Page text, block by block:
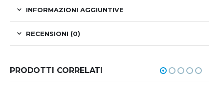
INFORMAZIONI AGGIUNTIVE
RECENSIONI (0)
PRODOTTI CORRELATI